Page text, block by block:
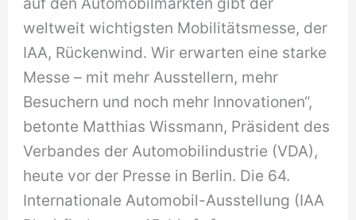
weltweit wichtigsten Mobilitätsmesse, der
IAA, Rückenwind. Wir erwarten eine starke
Messe – mit mehr Ausstellern, mehr
Besuchern und noch mehr Innovationen“,
betonte Matthias Wissmann, Präsident des
Verbandes der Automobilindustrie (VDA),
heute vor der Presse in Berlin. Die 64.
Internationale Automobil-Ausstellung (IAA